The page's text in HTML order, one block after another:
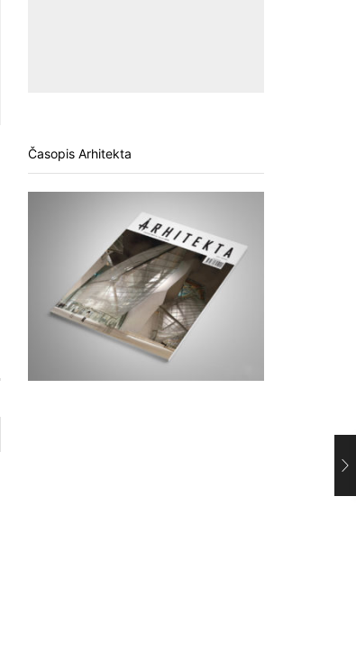
Časopis Arhitekta